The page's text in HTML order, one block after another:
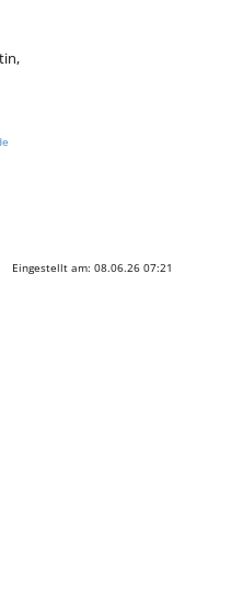
Eingestellt am: 08.06.26 07:21